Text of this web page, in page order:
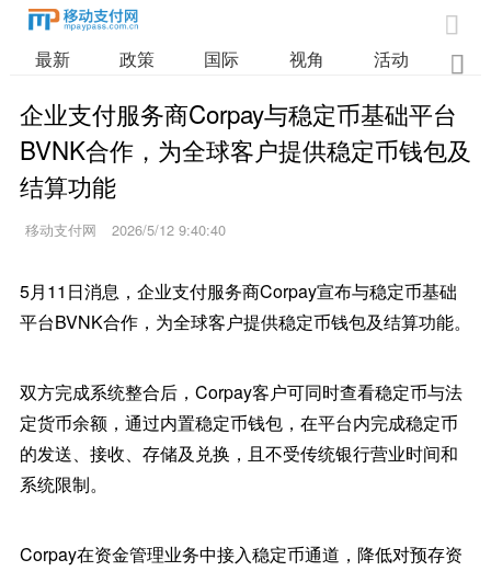

最新 政策 国际 视角 活动 业

企业支付服务商Corpay与稳定币基础平台
BVNK合作，为全球客户提供稳定币钱包及
结算功能
移动支付网 2026/5/12 9:40:40
5月11日消息，企业支付服务商Corpay宣布与稳定币基础
平台BVNK合作，为全球客户提供稳定币钱包及结算功能。
双方完成系统整合后，Corpay客户可同时查看稳定币与法
定货币余额，通过内置稳定币钱包，在平台内完成稳定币
的发送、接收、存储及兑换，且不受传统银行营业时间和
系统限制。
Corpay在资金管理业务中接入稳定币通道，降低对预存资